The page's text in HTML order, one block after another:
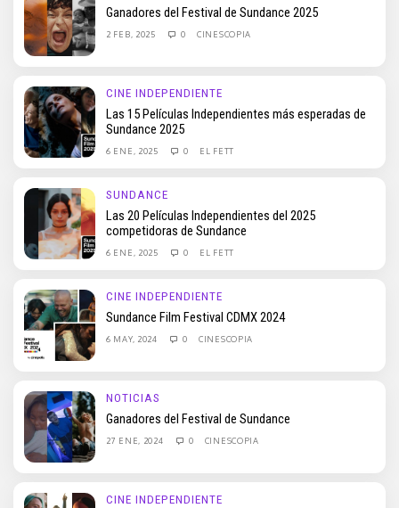
Ganadores del Festival de Sundance 2025
2 FEB, 2025 0 CINESCOPIA
CINE INDEPENDIENTE
Las 15 Películas Independientes más esperadas de
Sundance 2025
6 ENE, 2025 0 EL FETT
SUNDANCE
Las 20 Películas Independientes del 2025
competidoras de Sundance
6 ENE, 2025 0 EL FETT
CINE INDEPENDIENTE
Sundance Film Festival CDMX 2024
6 MAY, 2024 0 CINESCOPIA
NOTICIAS
Ganadores del Festival de Sundance
27 ENE, 2024 0 CINESCOPIA
CINE INDEPENDIENTE